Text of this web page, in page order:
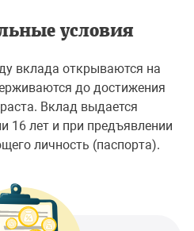
условия
вклада открываются на
до достижения
Вклад выдается
16 лет и при предъявлении
личность (паспорта).